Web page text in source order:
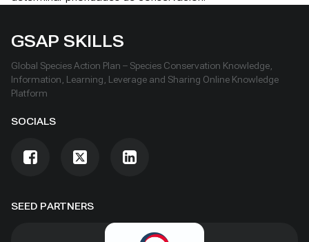
SEED PARTNERS
GSAP SKILLS
Global Species Action Plan – Species Conservation Knowledge,
Information, Learning, Leverage and Sharing Online Knowledge
Platform
SOCIALS